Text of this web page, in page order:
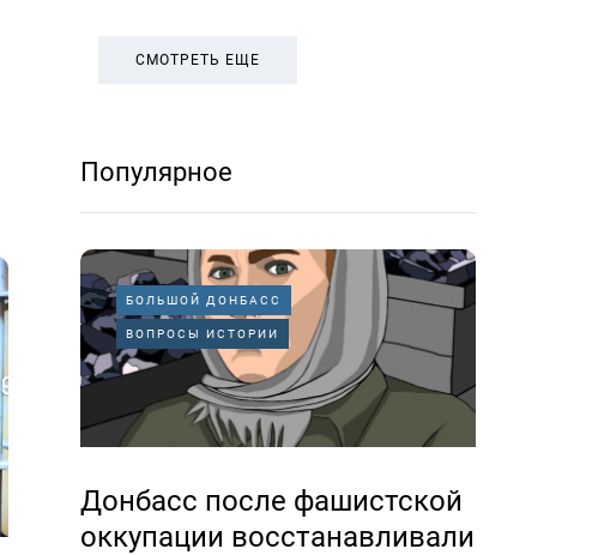
СМОТРЕТЬ ЕЩЕ
Популярное
БОЛЬШОЙ ДОНБАСС
ВОПРОСЫ ИСТОРИИ
Донбасс после фашистской
оккупации восстанавливали